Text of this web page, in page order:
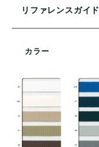
リファレンスガイド
カラー